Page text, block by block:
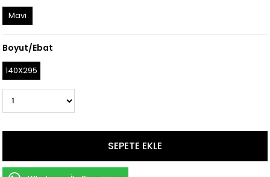
Mavi
Boyut/Ebat
140X295